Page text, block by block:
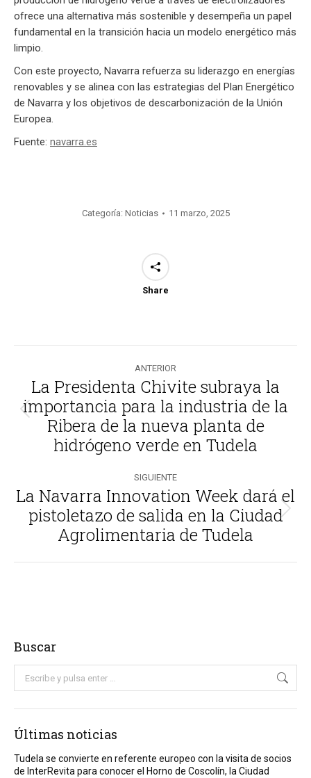
ofrece una alternativa más sostenible y desempeña un papel
fundamental en la transición hacia un modelo energético más
limpio.
Con este proyecto, Navarra refuerza su liderazgo en energías
renovables y se alinea con las estrategias del Plan Energético
de Navarra y los objetivos de descarbonización de la Unión
Europea.
Fuente: navarra.es
Categoría: Noticias 11 marzo, 2025
Share
Navegación
entre
publicaciones
ANTERIOR
Publicación
anterior:
La Presidenta Chivite subraya la
importancia para la industria de la
Ribera de la nueva planta de
hidrógeno verde en Tudela
SIGUIENTE
Publicación
siguiente:
La Navarra Innovation Week dará el
pistoletazo de salida en la Ciudad
Agrolimentaria de Tudela
Buscar
Últimas noticias
Tudela se convierte en referente europeo con la visita de socios
de InterRevita para conocer el Horno de Coscolín, la Ciudad